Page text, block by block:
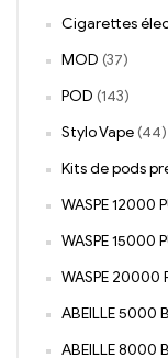
Cigarettes
MOD (37)
POD (143)
Stylo Vape (44)
Kits de pods
WASPE 12000
WASPE 15000
WASPE 20000
ABEILLE 5000
ABEILLE 8000